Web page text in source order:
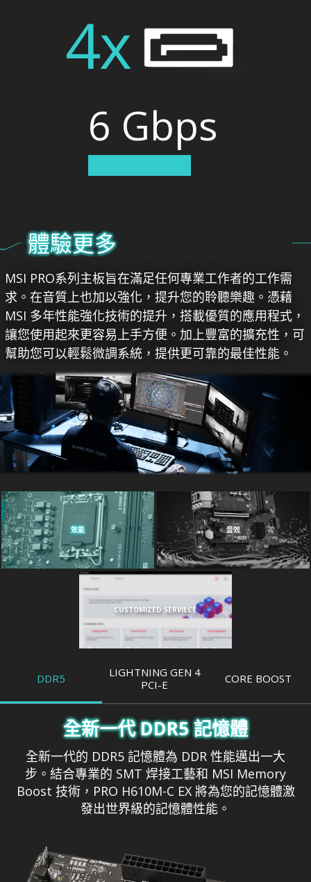
4x
6 Gbps
體驗更多
MSI PRO系列主板旨在滿足任何專業工作者的工作需
求。在音質上也加以強化，提升您的聆聽樂趣。憑藉
MSI 多年性能強化技術的提升，搭載優質的應用程式，
讓您使用起來更容易上手方便。加上豐富的擴充性，可
幫助您可以輕鬆微調系統，提供更可靠的最佳性能。
效能 音效
CUSTOMIZED SERVIECE
DDR5
LIGHTNING GEN 4
PCI-E
CORE BOOST
全新一代 DDR5 記憶體
全新一代的 DDR5 記憶體為 DDR 性能邁出一大
步。結合專業的 SMT 焊接工藝和 MSI Memory
Boost 技術，PRO H610M-C EX 將為您的記憶體激
發出世界級的記憶體性能。